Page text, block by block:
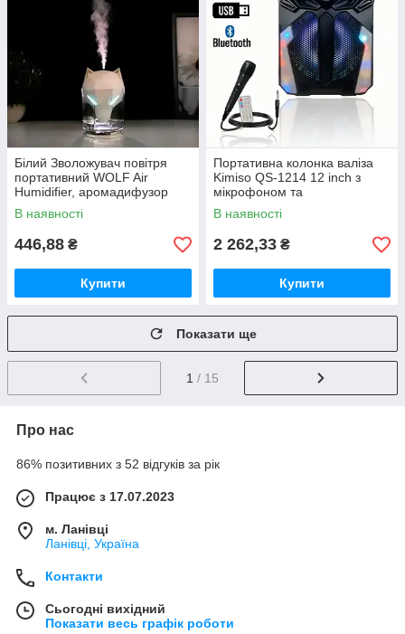
Білий Зволожувач повітря
портативний WOLF Air
Humidifier, аромадифузор
електричний з резервуаром
для ефірної олії,
В наявності
446,88 ₴
Купити
Портативна колонка валіза
Kimiso QS-1214 12 inch з
мікрофоном та
світломузикою, 900 Вт
В наявності
2 262,33 ₴
Купити
Показати ще
1 / 15
Про нас
86% позитивних з 52 відгуків за рік
Працює з 17.07.2023
м. Ланівці
Ланівці, Україна
Контакти
Сьогодні вихідний
Показати весь графік роботи